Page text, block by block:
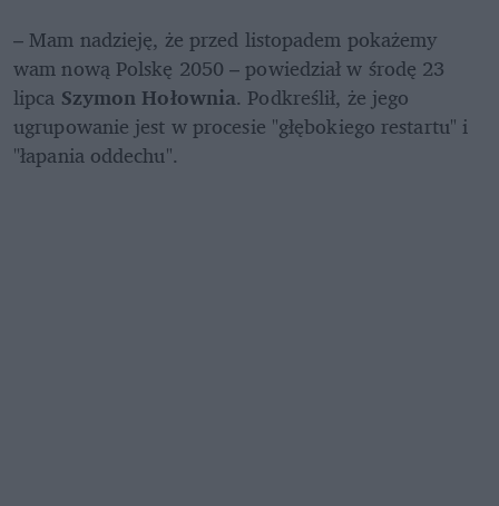
– Mam nadzieję, że przed listopadem pokażemy
wam nową Polskę 2050 – powiedział w środę 23
lipca Szymon Hołownia. Podkreślił, że jego
ugrupowanie jest w procesie "głębokiego restartu" i
"łapania oddechu".